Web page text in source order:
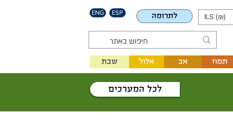
ENG ESP לתרומה ILS (₪)
אלול שבת תמוז אב
לכל המערכים